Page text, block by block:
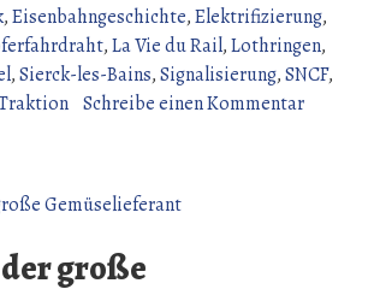
bains
Bus
Linie
Waldwisse–
,Eisenbahngeschichte,Elektrifizierung,
,La Vie du Rail,Lothringen,
,Sierck-les-Bains,Signalisierung,SNCF,
Schreibe einen Kommentarzu
große